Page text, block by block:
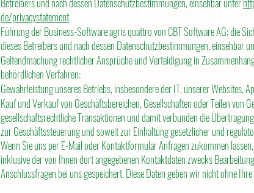
de/privacystatement
Führung der Business-Software agris quattro von CBT Software AG; die
dieses Betreibers und nach dessen Datenschutzbestimmungen, einsehbar
Geltendmachung rechtlicher Ansprüche und Verteidigung in
behördlichen Verfahren;
Gewährleistung unseres Betriebs, insbesondere der IT, unserer Websites,
Kauf und Verkauf von Geschäftsbereichen, Gesellschaften oder Teilen von
gesellschaftsrechtliche Transaktionen und damit verbunden die
zur Geschäftssteuerung und soweit zur Einhaltung gesetzlicher und
Wenn Sie uns per E-Mail oder Kontaktformular Anfragen zukommen
inklusive der von Ihnen dort angegebenen Kontaktdaten zwecks
Anschlussfragen bei uns gespeichert. Diese Daten geben wir nicht ohne